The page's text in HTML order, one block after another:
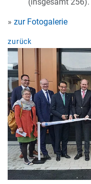
» zur Fotogalerie
zurück